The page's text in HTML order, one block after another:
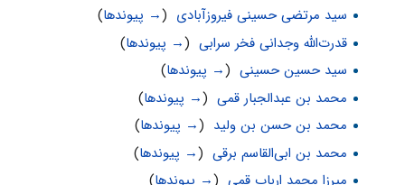
سید مرتضی حسینی فیروزآبادی (→ پیوندها)
قدرت‌الله وجدانی فخر سرابی‏
(→ پیوندها)
سید حسین حسینی‏
(→ پیوندها)
محمد بن عبدالجبار قمى‏
(→ پیوندها)
محمد بن حسن بن ولید (→ پیوندها)
محمد بن ابی‌القاسم برقی‏
(→ پیوندها)
میرزا محمد ارباب قمی‏
(→ پیوندها)